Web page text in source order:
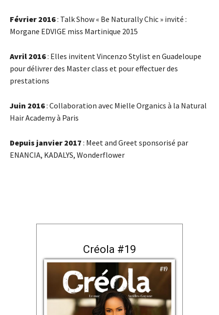
Février 2016: Talk Show « Be Naturally Chic » invité :
Morgane EDVIGE miss Martinique 2015
Avril 2016: Elles invitent Vincenzo Stylist en Guadeloupe
pour délivrer des Master class et pour effectuer des
prestations
Juin 2016: Collaboration avec Mielle Organics à la Natural
Hair Academy à Paris
Depuis janvier 2017 : Meet and Greet sponsorisé par
ENANCIA, KADALYS, Wonderflower
Créola #19